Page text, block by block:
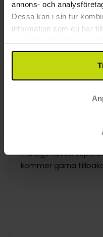
annons- och
Dessa kan i sin tur
information som du har
Hund: 275 DKK per
Möjlighet till
Hårtork
Telefon på rummet
Kundrecensioner
Trevligt hotell,
kommer gärna